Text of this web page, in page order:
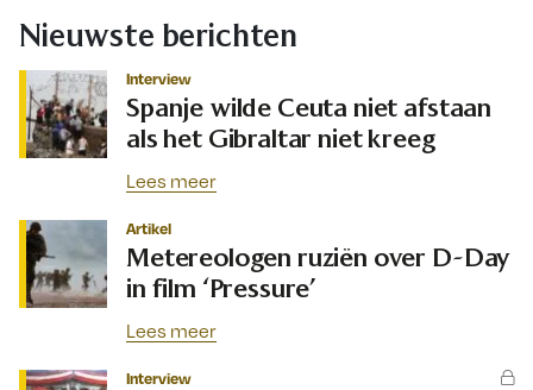
Nieuwste berichten
Interview
Spanje wilde Ceuta niet afstaan
als het Gibraltar niet kreeg
Lees meer
Artikel
Metereologen ruziën over D-Day
in film ‘Pressure’
Lees meer
Interview